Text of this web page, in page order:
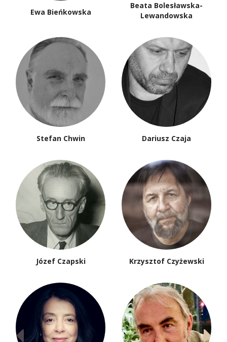
Ewa Bieńkowska
Beata Bolesławska-
Lewandowska
Stefan Chwin Dariusz Czaja
Józef Czapski Krzysztof Czyżewski